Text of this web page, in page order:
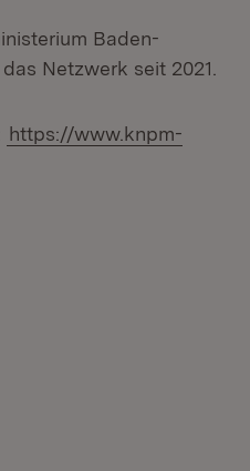
Baden-
Netzwerk seit 2021.
https://www.knpm-